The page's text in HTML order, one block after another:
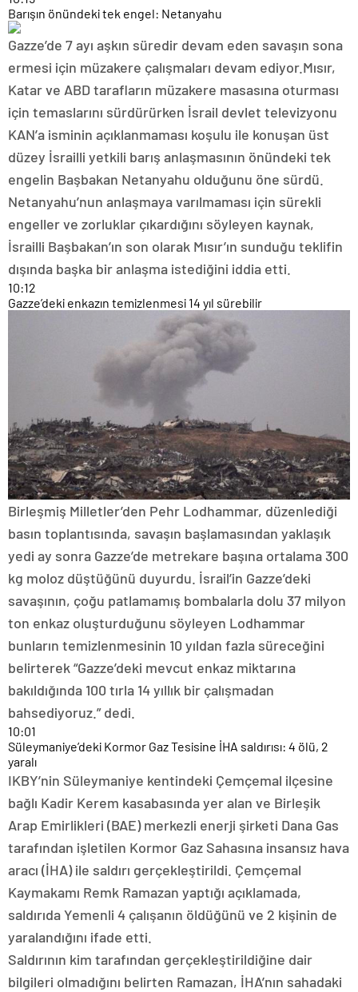
Barışın önündeki tek engel: Netanyahu
Gazze’de 7 ayı aşkın süredir devam eden savaşın sona
ermesi için müzakere çalışmaları devam ediyor.Mısır,
Katar ve ABD tarafların müzakere masasına oturması
için temaslarını sürdürürken İsrail devlet televizyonu
KAN’a isminin açıklanmaması koşulu ile konuşan üst
düzey İsrailli yetkili barış anlaşmasının önündeki tek
engelin Başbakan Netanyahu olduğunu öne sürdü.
Netanyahu’nun anlaşmaya varılmaması için sürekli
engeller ve zorluklar çıkardığını söyleyen kaynak,
İsrailli Başbakan’ın son olarak Mısır’ın sunduğu teklifin
dışında başka bir anlaşma istediğini iddia etti.
10:12
Gazze’deki enkazın temizlenmesi 14 yıl sürebilir
Birleşmiş Milletler’den Pehr Lodhammar, düzenlediği
basın toplantısında, savaşın başlamasından yaklaşık
yedi ay sonra Gazze’de metrekare başına ortalama 300
kg moloz düştüğünü duyurdu. İsrail’in Gazze’deki
savaşının, çoğu patlamamış bombalarla dolu 37 milyon
ton enkaz oluşturduğunu söyleyen Lodhammar
bunların temizlenmesinin 10 yıldan fazla süreceğini
belirterek “Gazze’deki mevcut enkaz miktarına
bakıldığında 100 tırla 14 yıllık bir çalışmadan
bahsediyoruz.” dedi.
10:01
Süleymaniye’deki Kormor Gaz Tesisine İHA saldırısı: 4 ölü, 2
yaralı
IKBY’nin Süleymaniye kentindeki Çemçemal ilçesine
bağlı Kadir Kerem kasabasında yer alan ve Birleşik
Arap Emirlikleri (BAE) merkezli enerji şirketi Dana Gas
tarafından işletilen Kormor Gaz Sahasına insansız hava
aracı (İHA) ile saldırı gerçekleştirildi. Çemçemal
Kaymakamı Remk Ramazan yaptığı açıklamada,
saldırıda Yemenli 4 çalışanın öldüğünü ve 2 kişinin de
yaralandığını ifade etti.
Saldırının kim tarafından gerçekleştirildiğine dair
bilgileri olmadığını belirten Ramazan, İHA’nın sahadaki